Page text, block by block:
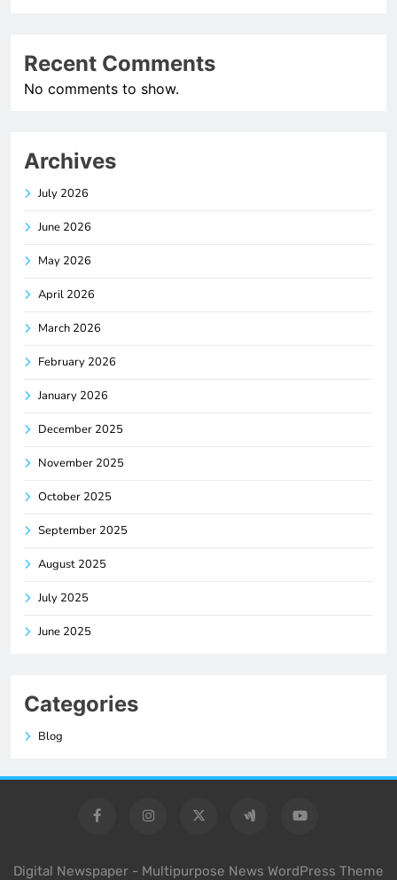
Recent Comments
No comments to show.
Archives
July 2026
June 2026
May 2026
April 2026
March 2026
February 2026
January 2026
December 2025
November 2025
October 2025
September 2025
August 2025
July 2025
June 2025
Categories
Blog
Digital Newspaper - Multipurpose News WordPress Theme